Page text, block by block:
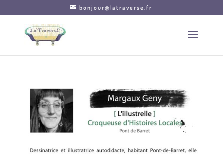
bonjour@latraverse.fr